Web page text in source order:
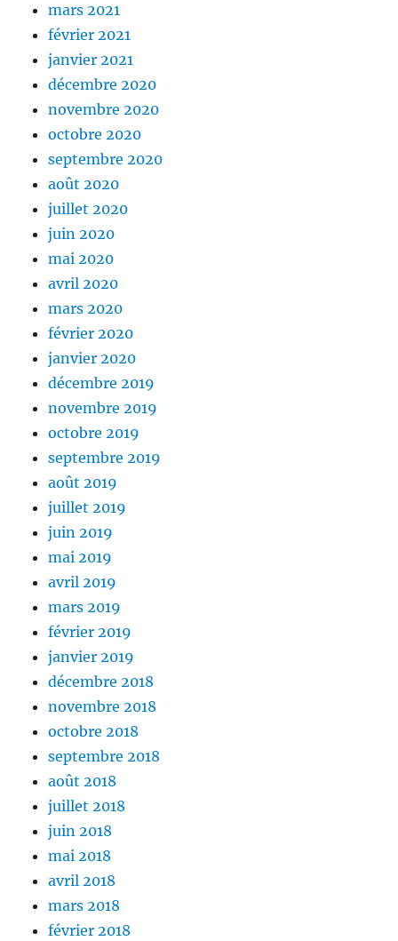
mars 2021
février 2021
janvier 2021
décembre 2020
novembre 2020
octobre 2020
septembre 2020
août 2020
juillet 2020
juin 2020
mai 2020
avril 2020
mars 2020
février 2020
janvier 2020
décembre 2019
novembre 2019
octobre 2019
septembre 2019
août 2019
juillet 2019
juin 2019
mai 2019
avril 2019
mars 2019
février 2019
janvier 2019
décembre 2018
novembre 2018
octobre 2018
septembre 2018
août 2018
juillet 2018
juin 2018
mai 2018
avril 2018
mars 2018
février 2018